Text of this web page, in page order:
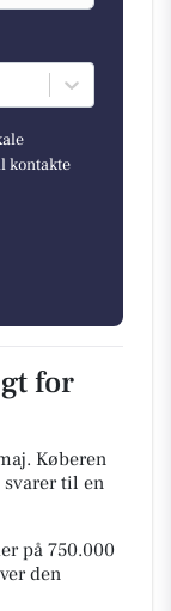
kontakte
for
Køberen
til en
på 750.000
den